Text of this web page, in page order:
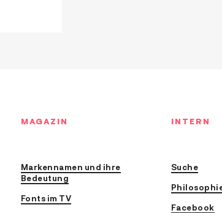
MAGAZIN
Markennamen und ihre
Bedeutung
Fonts im TV
INTERN
Suche
Facebook